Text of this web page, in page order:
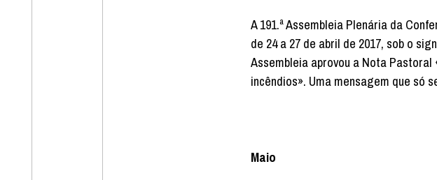
A 191.ª Assembleia Plenária da
de 24 a 27 de abril de 2017, sob o
Assembleia aprovou a Nota
incêndios». Uma mensagem que só
Maio